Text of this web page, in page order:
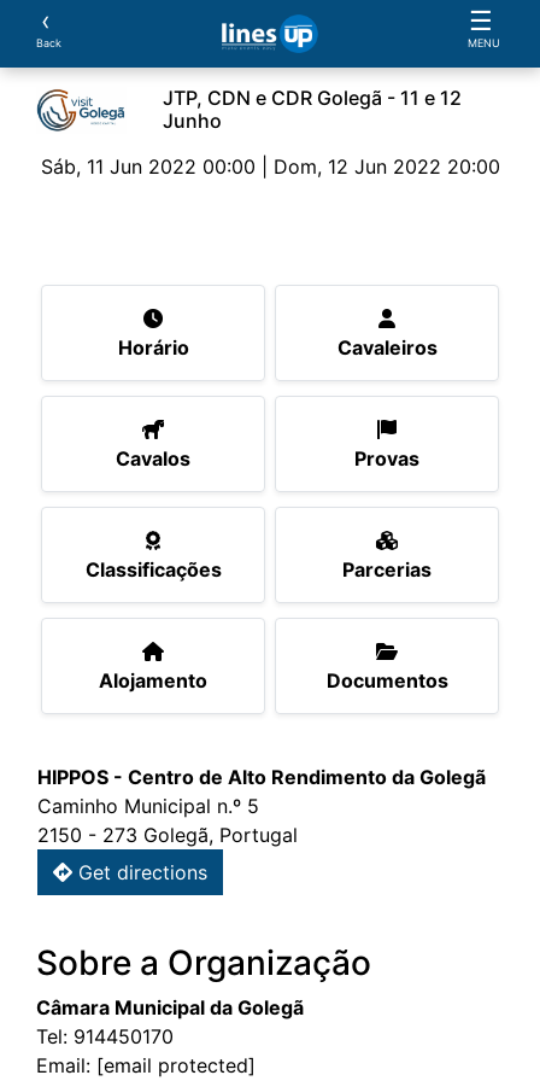
‹
Back
☰
MENU
JTP, CDN e CDR Golegã - 11 e 12
Junho
Sáb, 11 Jun 2022 00:00 | Dom, 12 Jun 2022 20:00
Horário Cavaleiros
Cavalos Provas
Classificações Parcerias
Alojamento Documentos
HIPPOS - Centro de Alto Rendimento da Golegã
Caminho Municipal n.º 5
2150 - 273 Golegã, Portugal
Get directions
Sobre a Organização
Câmara Municipal da Golegã
Tel: 914450170
Email: [email protected]